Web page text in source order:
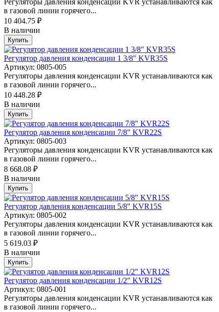
Регуляторы давления конденсации KVR устанавливаются как
в газовой линии горячего...
10 404.75 ₽
В наличии
Купить
Регулятор давления конденсации 1 3/8" KVR35S
Артикул: 0805-005
Регуляторы давления конденсации KVR устанавливаются как
в газовой линии горячего...
10 448.28 ₽
В наличии
Купить
Регулятор давления конденсации 7/8" KVR22S
Артикул: 0805-003
Регуляторы давления конденсации KVR устанавливаются как
в газовой линии горячего...
8 668.08 ₽
В наличии
Купить
Регулятор давления конденсации 5/8" KVR15S
Артикул: 0805-002
Регуляторы давления конденсации KVR устанавливаются как
в газовой линии горячего...
5 619.03 ₽
В наличии
Купить
Регулятор давления конденсации 1/2" KVR12S
Артикул: 0805-001
Регуляторы давления конденсации KVR устанавливаются как
в газовой линии горячего...